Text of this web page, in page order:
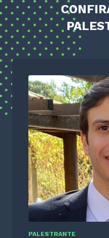
PALESTRANTE